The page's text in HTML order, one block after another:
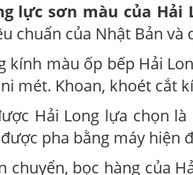
lực sơn màu của Hải
chuẩn của Nhật Bản và
kính màu ốp bếp Hải
mét. Khoan, khoét cắt
Hải Long lựa chọn
pha bằng máy hiện
chuyển, bọc hàng của